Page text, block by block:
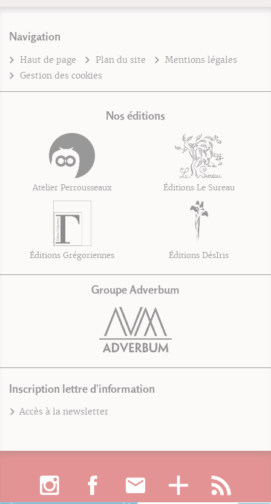
Navigation
Haut de page Plan du site
Mentions légales
Gestion des cookies
Nos éditions
Atelier Perrousseaux Éditions Le Sureau
Éditions Grégoriennes Éditions DésIris
Groupe Adverbum
Inscription lettre d'information
Accès à la newsletter